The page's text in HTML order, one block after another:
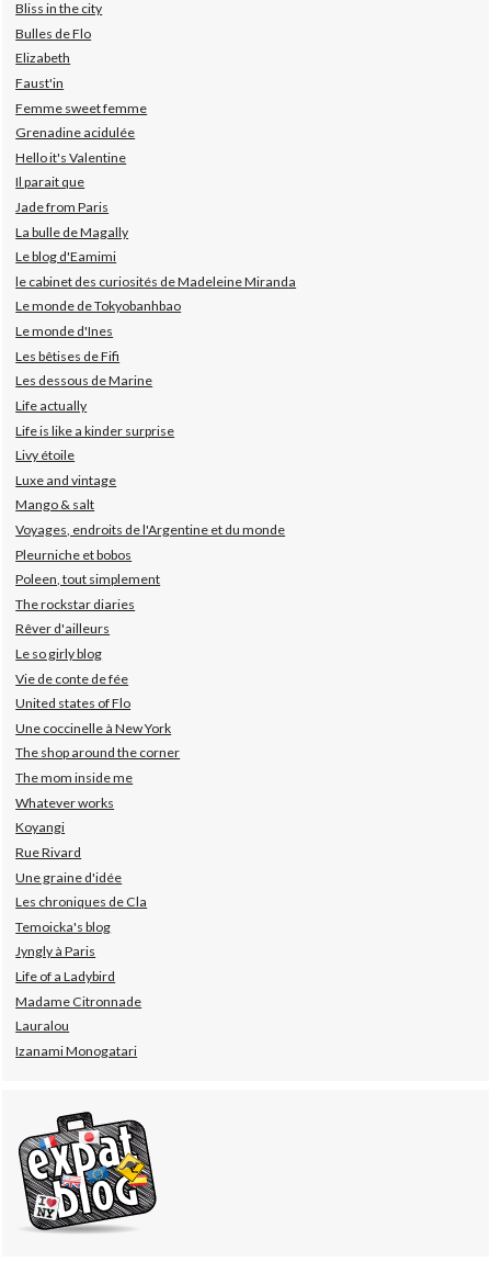
Bliss in the city
Bulles de Flo
Elizabeth
Faust'in
Femme sweet femme
Grenadine acidulée
Hello it's Valentine
Il parait que
Jade from Paris
La bulle de Magally
Le blog d'Eamimi
le cabinet des curiosités de Madeleine Miranda
Le monde de Tokyobanhbao
Le monde d'Ines
Les bêtises de Fifi
Les dessous de Marine
Life actually
Life is like a kinder surprise
Livy étoile
Luxe and vintage
Mango & salt
Voyages, endroits de l'Argentine et du monde
Pleurniche et bobos
Poleen, tout simplement
The rockstar diaries
Rêver d'ailleurs
Le so girly blog
Vie de conte de fée
United states of Flo
Une coccinelle à New York
The shop around the corner
The mom inside me
Whatever works
Koyangi
Rue Rivard
Une graine d'idée
Les chroniques de Cla
Temoicka's blog
Jyngly à Paris
Life of a Ladybird
Madame Citronnade
Lauralou
Izanami Monogatari